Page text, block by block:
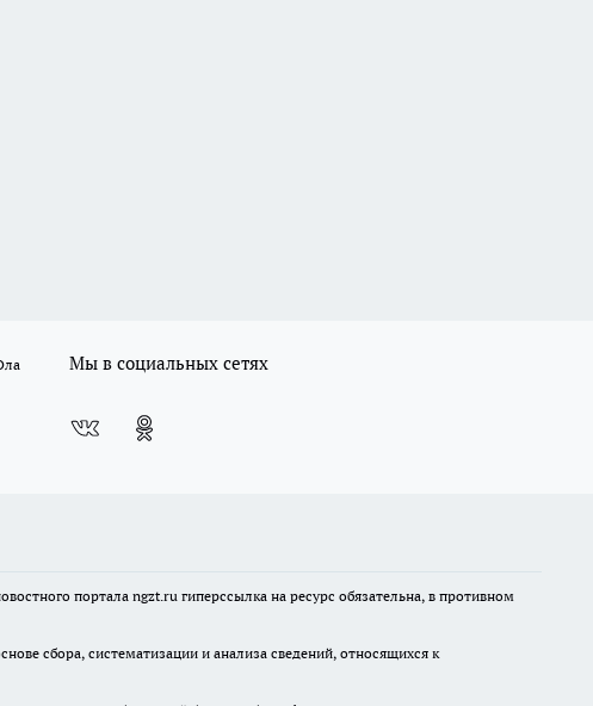
Мы в социальных сетях
портала ngzt.ru гиперссылка на ресурс обязательна, в противном
сбора, систематизации и анализа сведений, относящихся к